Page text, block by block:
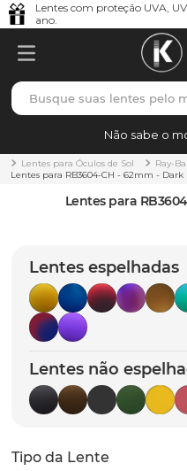
Lentes com proteção UVA,
ano.
Busque suas lentes pelo
Não sabe o
Lentes para Óculos de Sol
Ray-
Lentes para RB3604-CH - 62mm - Dark
Lentes para
Lentes espelhadas
Lentes não
Tipo da Lente
TERMOS MAIS BUSCADOS
1º borrachas
holbrook
5º chaves
6º t-shock
7º latch
8º gasket
9º parafusos